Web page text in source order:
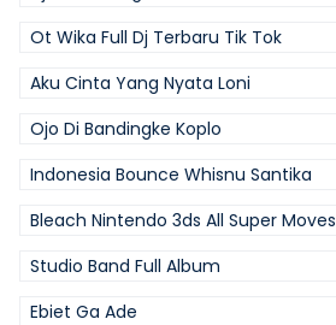
Ot Wika Full Dj Terbaru Tik Tok
Aku Cinta Yang Nyata Loni
Ojo Di Bandingke Koplo
Indonesia Bounce Whisnu Santika
Bleach Nintendo 3ds All Super Moves
Studio Band Full Album
Ebiet Ga Ade